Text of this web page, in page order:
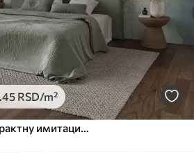
.45 RSD/m²